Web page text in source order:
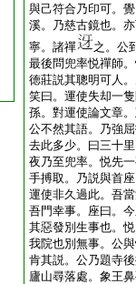
與己符合乃印可。
溪。乃慈古鏡也。
寧。諸禪
之。公
最後問兜率悦禪師
徳莊説其聰明可人
笑曰。運使失却一
孫。對運使論文章
公不然其語。乃強
去此多少。曰三十
夜乃至兜率。悦先
手搏取。乃説與首
運使非久過此。吾
吾門幸事。座曰。
其惡發別生事也。
我院也別無事。公
肯其説。公乃題寺
廬山尋落處。象王